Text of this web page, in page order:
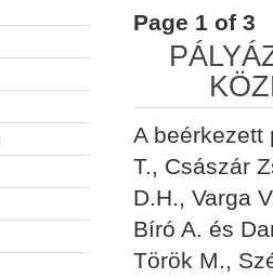
Page 1 of 3
A beérkezett
T., Császár
D.H., Varga
Bíró A. és
Török M.,